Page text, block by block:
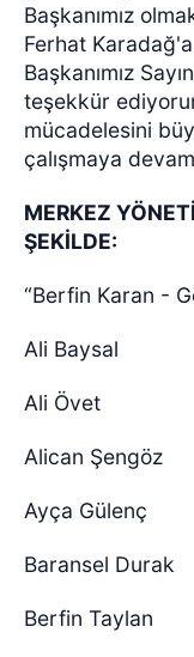
Başkanımız
Ferhat
Başkanımız
teşekkür
mücadelesini
çalışmaya
MERKEZ
ŞEKİLDE:
“Berfin Karan -
Ali Baysal
Ali Övet
Alican Şengöz
Ayça Gülenç
Baransel Durak
Berfin Taylan